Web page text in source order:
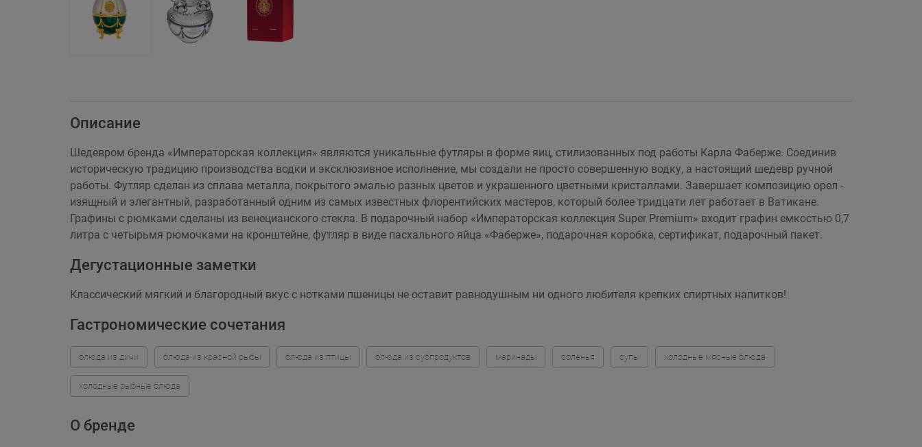
Описание
Шедевром бренда «Императорская коллекция» являются уникальные футляры в форме яиц, стилизованных под работы Карла Фаберже. Соединив
историческую традицию производства водки и эксклюзивное исполнение, мы создали не просто совершенную водку, а настоящий шедевр ручной
работы. Футляр сделан из сплава металла, покрытого эмалью разных цветов и украшенного цветными кристаллами. Завершает композицию орел -
изящный и элегантный, разработанный одним из самых известных флорентийских мастеров, который более тридцати лет работает в Ватикане.
Графины с рюмками сделаны из венецианского стекла. В подарочный набор «Императорская коллекция Super Premium» входит графин емкостью 0,7
литра с четырьмя рюмочками на кронштейне, футляр в виде пасхального яйца «Фаберже», подарочная коробка, сертификат, подарочный пакет.
Дегустационные заметки
Классический мягкий и благородный вкус с нотками пшеницы не оставит равнодушным ни одного любителя крепких спиртных напитков!
Гастрономические сочетания
блюда из дичи блюда из красной рыбы блюда из птицы блюда из субпродуктов маринады соленья супы холодные мясные блюда
холодные рыбные блюда
О бренде